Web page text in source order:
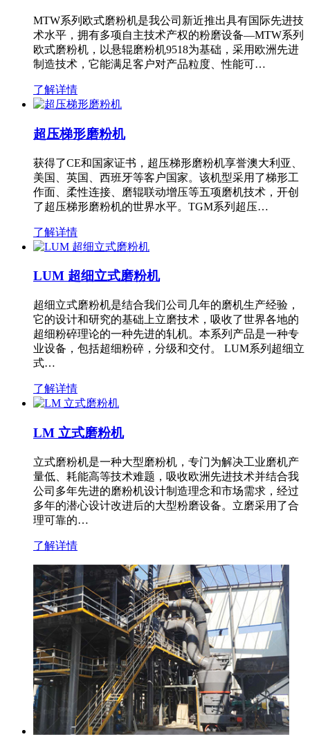
MTW系列欧式磨粉机是我公司新近推出具有国际先进技
术水平，拥有多项自主技术产权的粉磨设备—MTW系列
欧式磨粉机，以悬辊磨粉机9518为基础，采用欧洲先进
制造技术，它能满足客户对产品粒度、性能可…
了解详情
超压梯形磨粉机
获得了CE和国家证书，超压梯形磨粉机享誉澳大利亚、
美国、英国、西班牙等客户国家。该机型采用了梯形工
作面、柔性连接、磨辊联动增压等五项磨机技术，开创
了超压梯形磨粉机的世界水平。TGM系列超压…
了解详情
LUM 超细立式磨粉机
超细立式磨粉机是结合我们公司几年的磨机生产经验，
它的设计和研究的基础上立磨技术，吸收了世界各地的
超细粉碎理论的一种先进的轧机。本系列产品是一种专
业设备，包括超细粉碎，分级和交付。 LUM系列超细立
式…
了解详情
LM 立式磨粉机
立式磨粉机是一种大型磨粉机，专门为解决工业磨机产
量低、耗能高等技术难题，吸收欧洲先进技术并结合我
公司多年先进的磨粉机设计制造理念和市场需求，经过
多年的潜心设计改进后的大型粉磨设备。立磨采用了合
理可靠的…
了解详情